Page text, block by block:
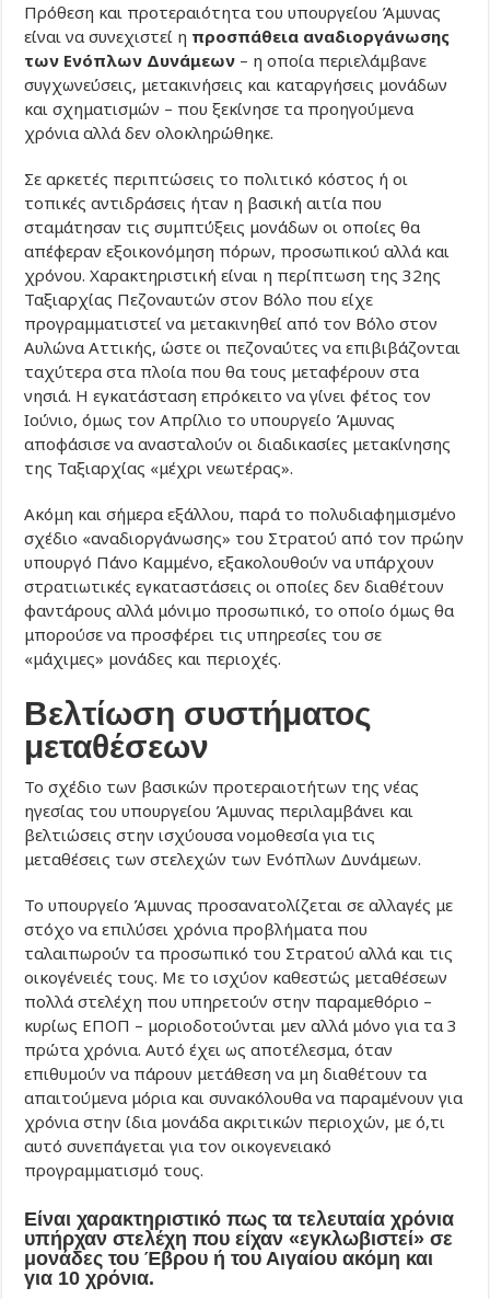
Πρόθεση και προτεραιότητα του υπουργείου Άμυνας
είναι να συνεχιστεί η προσπάθεια αναδιοργάνωσης
των Ενόπλων Δυνάμεων – η οποία περιελάμβανε
συγχωνεύσεις, μετακινήσεις και καταργήσεις μονάδων
και σχηματισμών – που ξεκίνησε τα προηγούμενα
χρόνια αλλά δεν ολοκληρώθηκε.
Σε αρκετές περιπτώσεις το πολιτικό κόστος ή οι
τοπικές αντιδράσεις ήταν η βασική αιτία που
σταμάτησαν τις συμπτύξεις μονάδων οι οποίες θα
απέφεραν εξοικονόμηση πόρων, προσωπικού αλλά και
χρόνου. Χαρακτηριστική είναι η περίπτωση της 32ης
Ταξιαρχίας Πεζοναυτών στον Βόλο που είχε
προγραμματιστεί να μετακινηθεί από τον Βόλο στον
Αυλώνα Αττικής, ώστε οι πεζοναύτες να επιβιβάζονται
ταχύτερα στα πλοία που θα τους μεταφέρουν στα
νησιά. Η εγκατάσταση επρόκειτο να γίνει φέτος τον
Ιούνιο, όμως τον Απρίλιο το υπουργείο Άμυνας
αποφάσισε να ανασταλούν οι διαδικασίες μετακίνησης
της Ταξιαρχίας «μέχρι νεωτέρας».
Ακόμη και σήμερα εξάλλου, παρά το πολυδιαφημισμένο
σχέδιο «αναδιοργάνωσης» του Στρατού από τον πρώην
υπουργό Πάνο Καμμένο, εξακολουθούν να υπάρχουν
στρατιωτικές εγκαταστάσεις οι οποίες δεν διαθέτουν
φαντάρους αλλά μόνιμο προσωπικό, το οποίο όμως θα
μπορούσε να προσφέρει τις υπηρεσίες του σε
«μάχιμες» μονάδες και περιοχές.
Βελτίωση συστήματος
μεταθέσεων
Το σχέδιο των βασικών προτεραιοτήτων της νέας
ηγεσίας του υπουργείου Άμυνας περιλαμβάνει και
βελτιώσεις στην ισχύουσα νομοθεσία για τις
μεταθέσεις των στελεχών των Ενόπλων Δυνάμεων.
Το υπουργείο Άμυνας προσανατολίζεται σε αλλαγές με
στόχο να επιλύσει χρόνια προβλήματα που
ταλαιπωρούν τα προσωπικό του Στρατού αλλά και τις
οικογένειές τους. Με το ισχύον καθεστώς μεταθέσεων
πολλά στελέχη που υπηρετούν στην παραμεθόριο –
κυρίως ΕΠΟΠ – μοριοδοτούνται μεν αλλά μόνο για τα 3
πρώτα χρόνια. Αυτό έχει ως αποτέλεσμα, όταν
επιθυμούν να πάρουν μετάθεση να μη διαθέτουν τα
απαιτούμενα μόρια και συνακόλουθα να παραμένουν για
χρόνια στην ίδια μονάδα ακριτικών περιοχών, με ό,τι
αυτό συνεπάγεται για τον οικογενειακό
προγραμματισμό τους.
Είναι χαρακτηριστικό πως τα τελευταία χρόνια
υπήρχαν στελέχη που είχαν «εγκλωβιστεί» σε
μονάδες του Έβρου ή του Αιγαίου ακόμη και
για 10 χρόνια.